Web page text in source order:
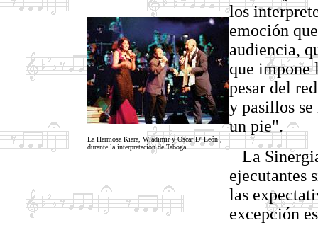
La Hermosa Kiara, Wladimir y Oscar D' León ,
durante la interpretación de Taboga.
los
emoción
audiencia,
que impone
pesar del
y pasillos
un pie".
La
ejecutantes
las
excepción